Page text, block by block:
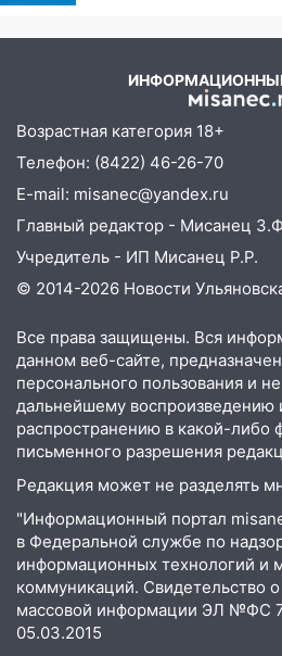
сошёл с рельсов
Упавшие деревья
дороги в Ульяновске:
13:17
Непогода в
закончится сегодня:
сохранятся 9 августа
13:15 Трижды «брал в
житель Вешкаймского
13:14 Ураган оторвал
проспекте Филатова в
13:12 Дерево пробило
Новгородской в
на электрощит
13:10
В Заволжском
упало во дворе
13:08 Ураган ударил по
сорванные крыши,
затопленные улицы и
трамваи
Возрастная категория 18+
Телефон: (8422) 46-26-70
E-mail: misanec@yandex.ru
Главный редактор - Мисанец
Учредитель - ИП Мисанец Р.Р.
© 2014-2026 Новости
Все права защищены. Вся
данном веб-сайте,
персонального пользования и
дальнейшему воспроизведению
распространению в какой-либо
письменного разрешения
Редакция может не разделять
"Информационный портал
в Федеральной службе по
информационных технологий и
коммуникаций. Свидетельство
массовой информации ЭЛ №ФС
05.03.2015